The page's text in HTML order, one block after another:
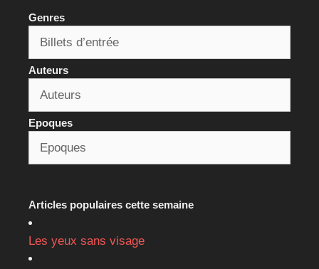
Genres
Auteurs
Epoques
Articles populaires cette semaine
Les yeux sans visage